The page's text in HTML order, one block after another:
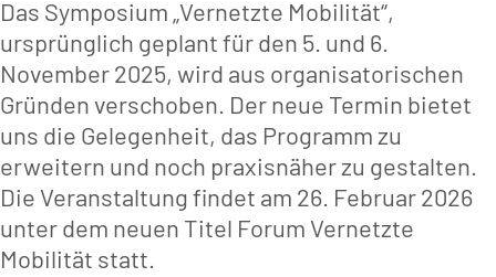
Das Symposium „Vernetzte Mobilität“,
ursprünglich geplant für den 5. und 6.
November 2025, wird aus organisatorischen
Gründen verschoben. Der neue Termin bietet
uns die Gelegenheit, das Programm zu
erweitern und noch praxisnäher zu gestalten.
Die Veranstaltung findet am 26. Februar 2026
unter dem neuen Titel Forum Vernetzte
Mobilität statt.